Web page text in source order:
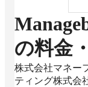
の料金
株式会社マネー
ティング株式会